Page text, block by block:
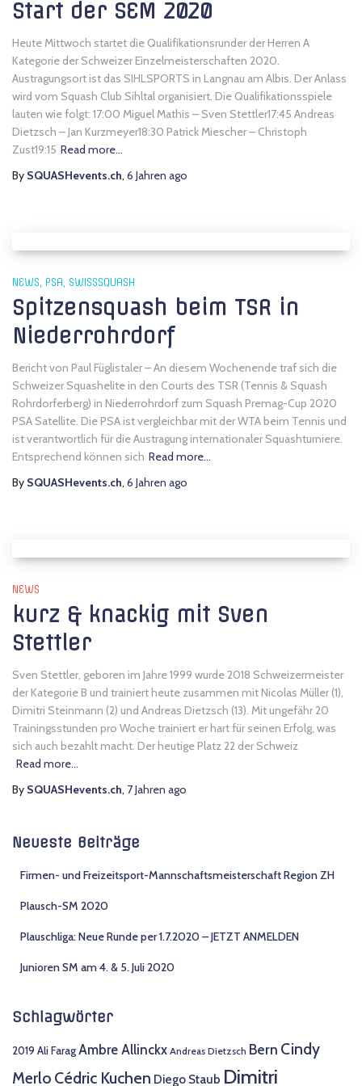
Start der SEM 2020
Heute Mittwoch startet die Qualifikationsrunder der Herren A
Kategorie der Schweizer Einzelmeisterschaften 2020.
Austragungsort ist das SIHLSPORTS in Langnau am Albis. Der Anlass
wird vom Squash Club Sihltal organisiert. Die Qualifikationsspiele
lauten wie folgt: 17:00 Miguel Mathis – Sven Stettler17:45 Andreas
Dietzsch – Jan Kurzmeyer18:30 Patrick Miescher – Christoph
Zust19:15 Read more…
By SQUASHevents.ch, 6 Jahren ago
NEWS PSA SWISSSQUASH
Spitzensquash beim TSR in
Niederrohrdorf
Bericht von Paul Füglistaler – An diesem Wochenende traf sich die
Schweizer Squashelite in den Courts des TSR (Tennis & Squash
Rohrdorferberg) in Niederrohrdorf zum Squash Premag-Cup 2020
PSA Satellite. Die PSA ist vergleichbar mit der WTA beim Tennis und
ist verantwortlich für die Austragung internationaler Squashturniere.
Entsprechend können sich Read more…
By SQUASHevents.ch, 6 Jahren ago
NEWS
kurz & knackig mit Sven
Stettler
Sven Stettler, geboren im Jahre 1999 wurde 2018 Schweizermeister
der Kategorie B und trainiert heute zusammen mit Nicolas Müller (1),
Dimitri Steinmann (2) und Andreas Dietzsch (13). Mit ungefähr 20
Trainingsstunden pro Woche trainiert er hart für seinen Erfolg, was
sich auch bezahlt macht. Der heutige Platz 22 der Schweiz
Read more…
By SQUASHevents.ch, 7 Jahren ago
Neueste Beiträge
Firmen- und Freizeitsport-Mannschaftsmeisterschaft Region ZH
Plausch-SM 2020
Plauschliga: Neue Runde per 1.7.2020 – JETZT ANMELDEN
Junioren SM am 4. & 5. Juli 2020
Schlagwörter
2019 Ali FaragAmbre Allinckx Andreas Dietzsch Bern Cindy
Merlo Cédric Kuchen Diego Staub Dimitri